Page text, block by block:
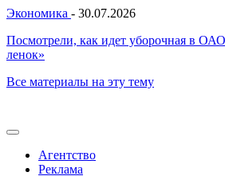
Экономика - 30.07.2026
Посмотрели, как идет уборочная в
ленок»
Все материалы на эту тему
Агентство
Реклама